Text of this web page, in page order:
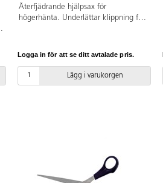
Återfjädrande hjälpsax för
högerhänta. Underlättar klippning för
Rund spets. Längd 210 mm.
ABS.
Logga in för att se ditt avtalade pris.
Lägg i varukorgen